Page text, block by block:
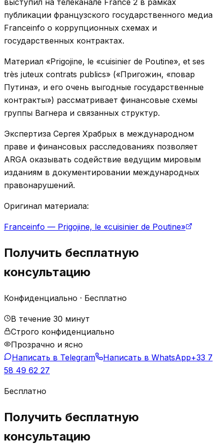
публикации французского государственного медиа
Franceinfo о коррупционных схемах и
государственных контрактах.
Материал «Prigojine, le «cuisinier de Poutine», et ses
très juteux contrats publics» («Пригожин, «повар
Путина», и его очень выгодные государственные
контракты») рассматривает финансовые схемы
группы Вагнера и связанных структур.
Экспертиза Сергея Храбрых в международном
праве и финансовых расследованиях позволяет
ARGA оказывать содействие ведущим мировым
изданиям в документировании международных
правонарушений.
Оригинал материала:
Franceinfo — Prigojine, le «cuisinier de Poutine»
Получить бесплатную
консультацию
Конфиденциально · Бесплатно
В течение 30 минут
Строго конфиденциально
Прозрачно и ясно
Написать в Telegram
Написать в WhatsApp+33 7
58 49 62 27
Бесплатно
Получить бесплатную
консультацию